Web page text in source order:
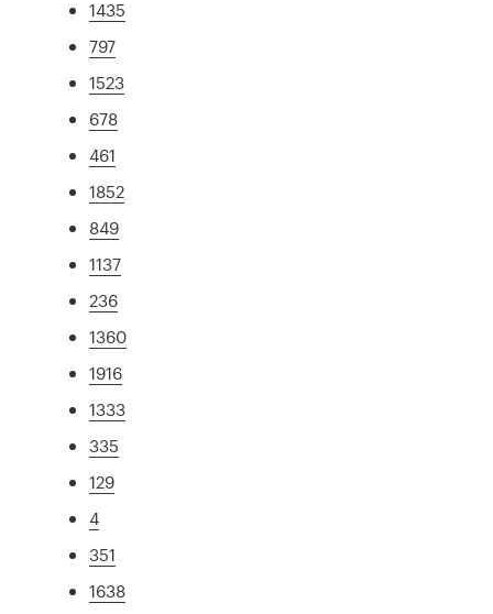
1435
797
1523
678
461
1852
849
1137
236
1360
1916
1333
335
129
4
351
1638